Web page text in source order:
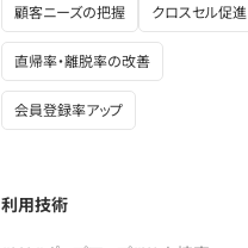
顧客ニーズの把握 クロスセル促進
直帰率・離脱率の改善
会員登録率アップ
利用技術